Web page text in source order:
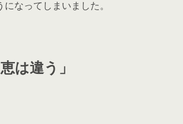
なってしまいました。
は違う」